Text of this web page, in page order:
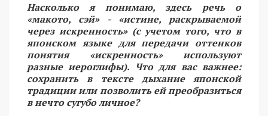
Насколько я понимаю, здесь речь о
«макото, сэй» - «истине, раскрываемой
через искренность» (с учетом того, что в
японском языке для передачи оттенков
понятия «искренность» используют
разные иероглифы). Что для вас важнее:
сохранить в тексте дыхание японской
традиции или позволить ей преобразиться
в нечто сугубо личное?